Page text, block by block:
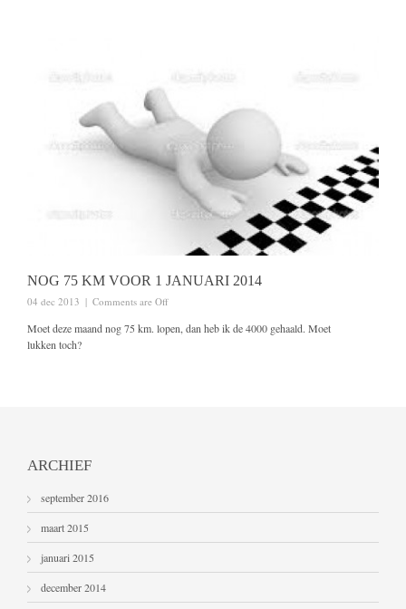
NOG 75 KM VOOR 1 JANUARI 2014
04 dec 2013 | Comments are Off
Moet deze maand nog 75 km. lopen, dan heb ik de 4000 gehaald. Moet
lukken toch?
ARCHIEF
september 2016
maart 2015
januari 2015
december 2014